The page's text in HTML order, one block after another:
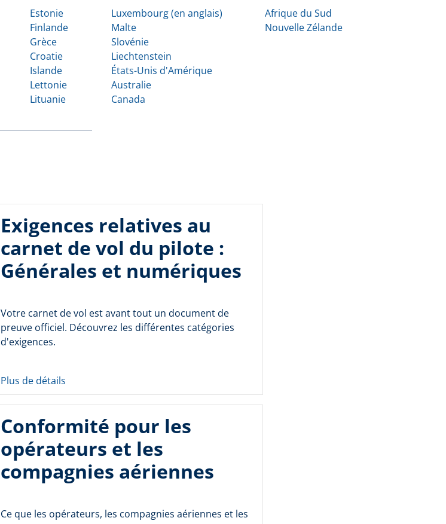
Estonie
Finlande
Grèce
Croatie
Islande
Lettonie
Lituanie
Luxembourg (en anglais)
Malte
Slovénie
Liechtenstein
États-Unis d'Amérique
Australie
Canada
Afrique du Sud
Nouvelle Zélande
Exigences relatives au
carnet de vol du pilote :
Générales et numériques
Votre carnet de vol est avant tout un document de
preuve officiel. Découvrez les différentes catégories
d'exigences.
Plus de détails
Conformité pour les
opérateurs et les
compagnies aériennes
Ce que les opérateurs, les compagnies aériennes et les